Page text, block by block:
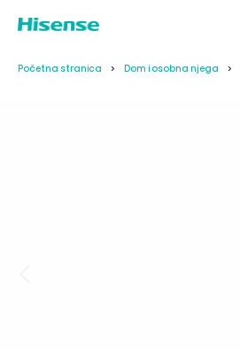
Početna stranica Dom i osobna njega